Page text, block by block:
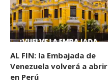
AL FIN: la Embajada de
Venezuela volverá a abrir
en Perú